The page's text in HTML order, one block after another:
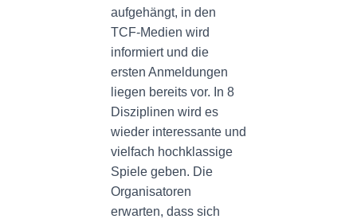
aufgehängt, in den
TCF-Medien wird
informiert und die
ersten Anmeldungen
liegen bereits vor. In 8
Disziplinen wird es
wieder interessante und
vielfach hochklassige
Spiele geben. Die
Organisatoren
erwarten, dass sich